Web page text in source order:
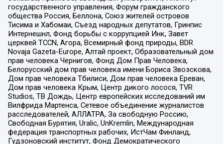
государственного управления, Форум гражданского
общества Россия, Беллона, Союз жителей островов
Тисима и Хабомаи, Съезд народных депутатов, Гринпис
Интернешнл, Фонд борьбы с коррупцией Инк, Завет
церквей TCCN, Агора, Всемирный фонд природы, BDR
Novaja Gazeta-Europe, Алтай проект, Образовательный дом
прав человека Чернигов, Фонд Дом Прав Человека,
Белорусский дом прав человека имени Бориса Звозскова,
Дом прав человека Тбилиси, Дом прав человека Ереван,
Дом прав человека Крым, Центр дикого лосося, TVR
Studios, ТВ Дождь, Центр европейских исследований им
Вилфрида Мартенса, Сетевое объединение журналистов
расследователей, АЛЛАТРА, За свободную Россию,
Свободная Бурятия, Uralic, UnKremlin, Международная
федерация транспортных рабочих, ИстЧам Финланд,
Гудзоновский институт, Фонд Демократического